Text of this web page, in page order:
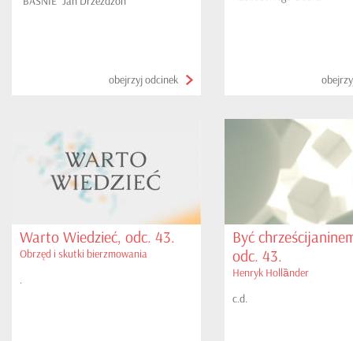
obejrzyj odcinek
Warto Wiedzieć, odc. 43.
Obrzęd i skutki bierzmowania
.
Być
odc. 43.
Henryk Hollȁnder
c.d.